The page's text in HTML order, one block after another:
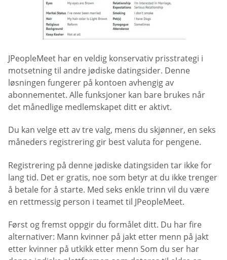
JPeopleMeet har en veldig konservativ prisstrategi i
motsetning til andre jødiske datingsider. Denne
løsningen fungerer på kontoen avhengig av
abonnementet. Alle funksjoner kan bare brukes når
det månedlige medlemskapet ditt er aktivt.
Du kan velge ett av tre valg, mens du skjønner, en seks
måneders registrering gir best valuta for pengene.
Registrering på denne jødiske datingsiden tar ikke for
lang tid. Det er gratis, noe som betyr at du ikke trenger
å betale for å starte. Med seks enkle trinn vil du være
en rettmessig person i teamet til JPeopleMeet.
Først og fremst oppgir du formålet ditt. Du har fire
alternativer: Mann kvinner på jakt etter menn på jakt
etter kvinner på utkikk etter menn Som du ser har